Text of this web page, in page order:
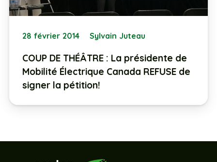
28 février 2014 Sylvain Juteau
COUP DE THÉÂTRE : La présidente de
Mobilité Électrique Canada REFUSE de
signer la pétition!